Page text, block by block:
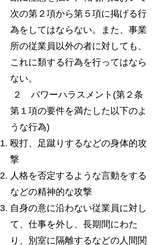
次の第２項から第５項に掲げる行
為をしてはならない。また、事業
所の従業員以外の者に対しても、
これに類する行為を行ってはなら
ない。
２ パワーハラスメント(第２条
第１項の要件を満たした以下のよ
うな行為)
殴打、足蹴りするなどの身体的攻
撃
人格を否定するような言動をする
などの精神的な攻撃
自身の意に沿わない従業員に対し
て、仕事を外し、長期間にわた
り、別室に隔離するなどの人間関